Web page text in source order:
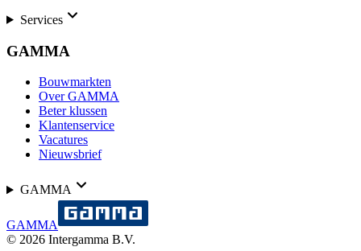
Services
GAMMA
Bouwmarkten
Over GAMMA
Beter klussen
Klantenservice
Vacatures
Nieuwsbrief
GAMMA
GAMMA
© 2026 Intergamma B.V.